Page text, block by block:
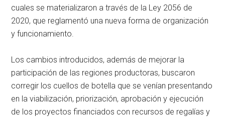
cuales se materializaron a través de la Ley 2056 de
2020, que reglamentó una nueva forma de organización
y funcionamiento.
Los cambios introducidos, además de mejorar la
participación de las regiones productoras, buscaron
corregir los cuellos de botella que se venían presentando
en la viabilización, priorización, aprobación y ejecución
de los proyectos financiados con recursos de regalías y